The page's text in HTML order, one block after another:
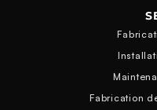
Fabrication